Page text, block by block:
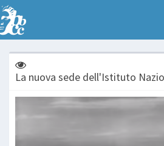
La nuova sede dell'Istituto